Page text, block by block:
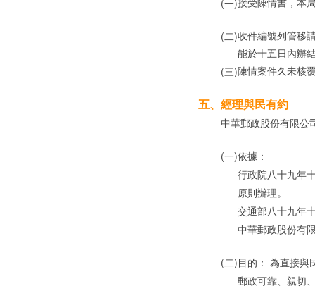
(一)
(二)收件編號列管移
能於十五日內辦
(三)陳情案件久未核
五、 經理與民有約
中華郵政股份有限公
(一)依據：
行政院八十九年
原則辦理。
交通部八十九年
中華郵政股份有
(二)目的： 為直接與
郵政可靠、親切